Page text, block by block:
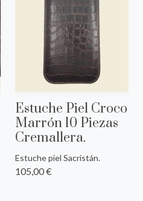
Estuche Piel Croco
Marrón 10 Piezas
Cremallera.
Estuche piel Sacristán.
105,00 €